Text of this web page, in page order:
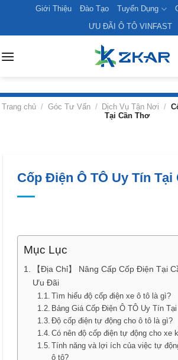
content
Giới Thiệu Đào Tạo Tuyển Dụng
ƯU ĐÃI Ô TÔ VINFAST
Trang chủ / Góc Tư Vấn / Dịch Vụ Tận Nơi /
Tại Cần Thơ
Cốp Điện Ô TÔ Uy Tín Tại
Mục Lục
【Địa Chỉ】 Nâng Cấp Cốp Điện Tại
Ưu Đãi
Tìm hiểu độ cốp điện xe ô tô là gì?
Bảng Giá Cốp Điện Ô TÔ Uy Tín
Độ cốp điện tự động cho ô tô là gì?
Có nên độ cốp điện tự động cho xe
Tính năng và lợi ích của việc tự
ô tô?